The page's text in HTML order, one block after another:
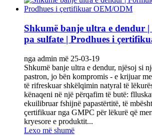
Shkumë banje ultra e dendur
pa sulfate | Prodhues i
nga admin më 25-03-19
Shkumë banje ultra e dendur, njësoj si
pastron, jo bën kompromis - e krijuar
të rifreskuar shkëlqimin natyral të
kënaqeni në një përqafim të butë:
ekuilibruar fshijnë papastërtitë, të
çertifikuar nga GMPC për lëkurë që
kryesore e produktit...
Lexo më shumë